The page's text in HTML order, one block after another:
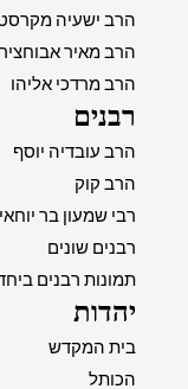
הרב ישעיה
הרב מאיר
הרב מרדכי אליהו
רבנים
הרב עובדיה יוסף
הרב קוק
רבי שמעון בר יוחאי
רבנים שונים
תמונות רבנים
יהדות
בית המקדש
הכותל